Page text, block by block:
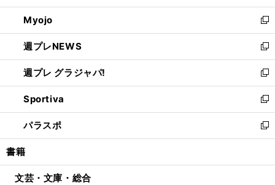
開
く
ウ
で
開
く
ン
ド
ウ
で
開
く
ウ
ィ
ン
ド
ウ
で
開
く
Myojo
新
し
い
ウ
ィ
ン
ド
ウ
で
開
週プレNEWS
新
し
い
ウ
ィ
ン
ド
ウ
開
週プレ グラジャパ!
新
し
い
ウ
ィ
ン
ウ
Sportiva
新
し
い
ウ
ン
パラスポ
新
し
ウ
書籍
文芸・文庫・総合